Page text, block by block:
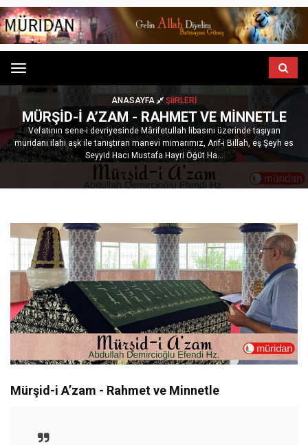
Menu
ANASAYFA ŞIIRLERI
MÜRŞID-I A’ZAM - RAHMET VE MINNETLE
Vefatının sene-i devriyesinde Mârifetullah libasını üzerinde taşıyan
müridanı ilahi aşk ile tanıştıran manevi mimarımız, Arif-i Billah, eş Şeyh es
Seyyid Hacı Mustafa Hayri Öğüt Ha...
Mürşid-i A’zam - Rahmet ve Minnetle